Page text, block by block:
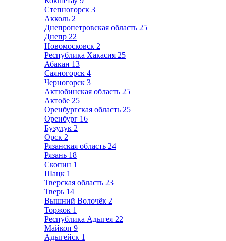
Степногорск 3
Акколь 2
Днепропетровская область 25
Днепр 22
Новомосковск 2
Республика Хакасия 25
Абакан 13
Саяногорск 4
Черногорск 3
Актюбинская область 25
Актобе 25
Оренбургская область 25
Оренбург 16
Бузулук 2
Орск 2
Рязанская область 24
Рязань 18
Скопин 1
Шацк 1
Тверская область 23
Тверь 14
Вышний Волочёк 2
Торжок 1
Республика Адыгея 22
Майкоп 9
Адыгейск 1